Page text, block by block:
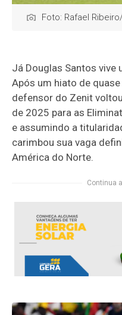
Foto: Rafael
Já Douglas Santos vive
Após um hiato de
defensor do Zenit
de 2025 para as
e assumindo a
carimbou sua vaga
América do Norte.
Continua